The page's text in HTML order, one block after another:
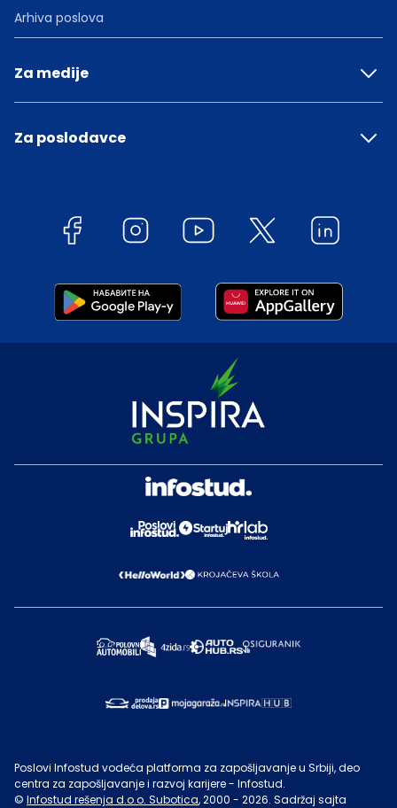
Arhiva poslova
Za medije
Za poslodavce
Poslovi Infostud vodeća platforma za zapošljavanje u Srbiji, deo
centra za zapošljavanje i razvoj karijere - Infostud.
© Infostud rešenja d.o.o. Subotica, 2000 - 2026. Sadržaj sajta